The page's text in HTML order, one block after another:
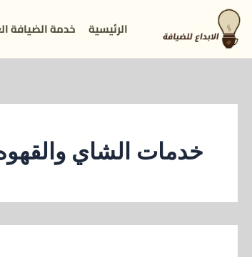
تخطي
إلى
المحتوى
الرئيسية خدمة الضيافة
خدمات الشاي